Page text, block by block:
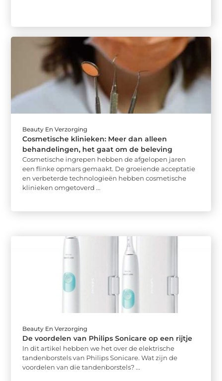
Beauty En Verzorging
Cosmetische klinieken: Meer dan alleen
behandelingen, het gaat om de beleving
Cosmetische ingrepen hebben de afgelopen jaren
een flinke opmars gemaakt. De groeiende acceptatie
en verbeterde technologieën hebben cosmetische
klinieken omgetoverd ...
Beauty En Verzorging
De voordelen van Philips Sonicare op een rijtje
In dit artikel hebben we het over de elektrische
tandenborstels van Philips Sonicare. Wat zijn de
voordelen van die tandenborstels? ...